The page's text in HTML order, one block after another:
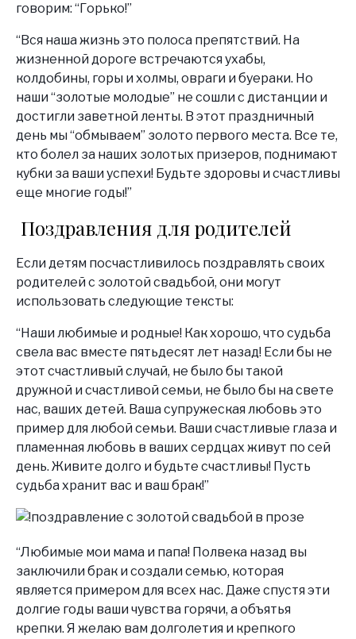
говорим: “Горько!”
“Вся наша жизнь это полоса препятствий. На
жизненной дороге встречаются ухабы,
колдобины, горы и холмы, овраги и буераки. Но
наши “золотые молодые” не сошли с дистанции и
достигли заветной ленты. В этот праздничный
день мы “обмываем” золото первого места. Все те,
кто болел за наших золотых призеров, поднимают
кубки за ваши успехи! Будьте здоровы и счастливы
еще многие годы!”
Поздравления для родителей
Если детям посчастливилось поздравлять своих
родителей с золотой свадьбой, они могут
использовать следующие тексты:
“Наши любимые и родные! Как хорошо, что судьба
свела вас вместе пятьдесят лет назад! Если бы не
этот счастливый случай, не было бы такой
дружной и счастливой семьи, не было бы на свете
нас, ваших детей. Ваша супружеская любовь это
пример для любой семьи. Ваши счастливые глаза и
пламенная любовь в ваших сердцах живут по сей
день. Живите долго и будьте счастливы! Пусть
судьба хранит вас и ваш брак!”
“Любимые мои мама и папа! Полвека назад вы
заключили брак и создали семью, которая
является примером для всех нас. Даже спустя эти
долгие годы ваши чувства горячи, а объятья
крепки. Я желаю вам долголетия и крепкого